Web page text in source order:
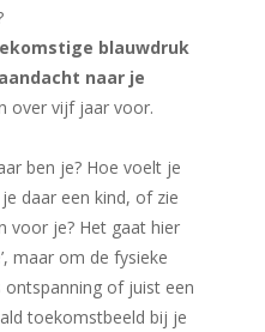
blauwdruk
naar je
over vijf jaar voor.
ben je? Hoe voelt je
daar een kind, of zie
voor je? Het gaat hier
maar om de fysieke
of juist een
toekomstbeeld bij je